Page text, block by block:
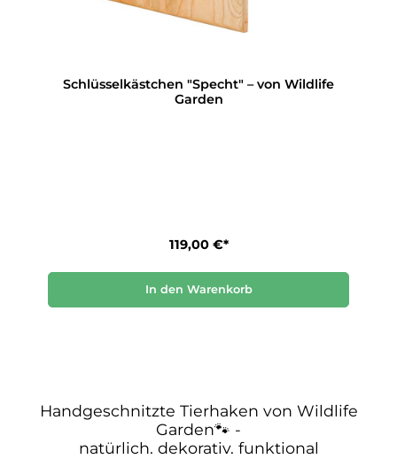
Schlüsselkästchen "Specht" – von Wildlife
Garden
119,00 €*
In den Warenkorb
Handgeschnitzte Tierhaken von Wildlife
Garden🐾 -
natürlich. dekorativ. funktional